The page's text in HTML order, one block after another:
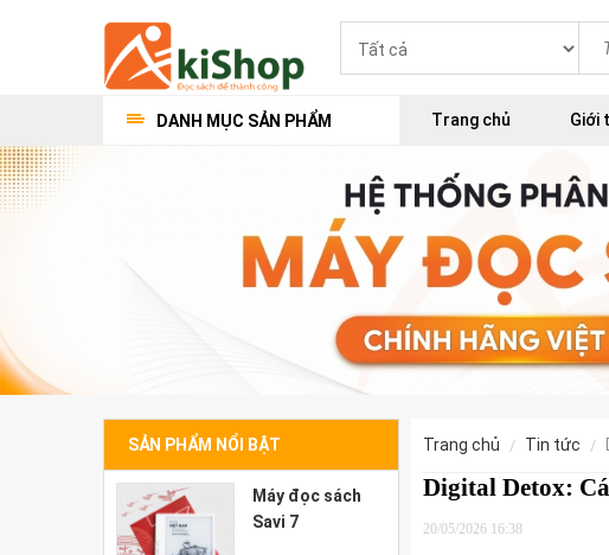
DANH MỤC SẢN PHẨM Trang chủ Giới
SẢN PHẨM NỔI BẬT
Máy đọc sách
Savi 7
trang chủ tin tức
Digital Detox:
20/05/2026 16:38